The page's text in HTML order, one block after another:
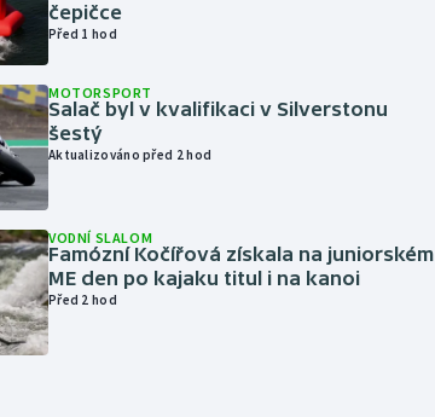
čepičce
Před 1 hod
MOTORSPORT
Salač byl v kvalifikaci v Silverstonu
šestý
Aktualizováno před 2 hod
VODNÍ SLALOM
Famózní Kočířová získala na juniorském
ME den po kajaku titul i na kanoi
Před 2 hod